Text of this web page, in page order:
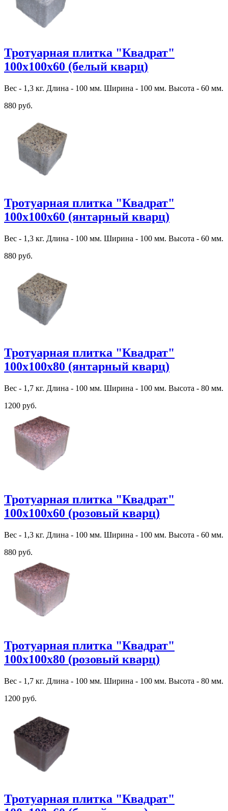
Тротуарная плитка "Квадрат"
100х100х60 (белый кварц)
Вес - 1,3 кг. Длина - 100 мм. Ширина - 100 мм. Высота - 60 мм.
880 руб.
Тротуарная плитка "Квадрат"
100х100х60 (янтарный кварц)
Вес - 1,3 кг. Длина - 100 мм. Ширина - 100 мм. Высота - 60 мм.
880 руб.
Тротуарная плитка "Квадрат"
100х100х80 (янтарный кварц)
Вес - 1,7 кг. Длина - 100 мм. Ширина - 100 мм. Высота - 80 мм.
1200 руб.
Тротуарная плитка "Квадрат"
100х100х60 (розовый кварц)
Вес - 1,3 кг. Длина - 100 мм. Ширина - 100 мм. Высота - 60 мм.
880 руб.
Тротуарная плитка "Квадрат"
100х100х80 (розовый кварц)
Вес - 1,7 кг. Длина - 100 мм. Ширина - 100 мм. Высота - 80 мм.
1200 руб.
Тротуарная плитка "Квадрат"